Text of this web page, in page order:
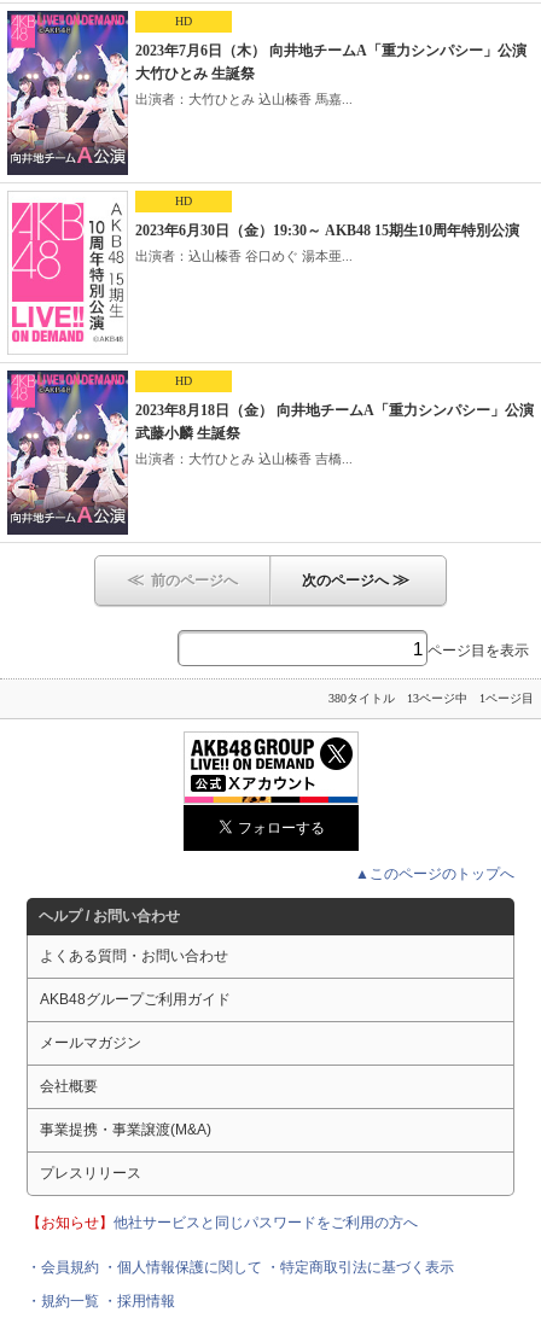
HD
2023年7月6日（木） 向井地チームA「重力シンパシー」公演
大竹ひとみ 生誕祭
出演者：大竹ひとみ 込山榛香 馬嘉...
HD
2023年6月30日（金）19:30～ AKB48 15期生10周年特別公演
出演者：込山榛香 谷口めぐ 湯本亜...
HD
2023年8月18日（金） 向井地チームA「重力シンパシー」公演
武藤小麟 生誕祭
出演者：大竹ひとみ 込山榛香 吉橋...
≪ 前のページへ 次のページへ≫
ページ目を表示
380タイトル 13ページ中 1ページ目
▲このページのトップへ
ヘルプ / お問い合わせ
よくある質問・お問い合わせ
AKB48グループご利用ガイド
メールマガジン
会社概要
事業提携・事業譲渡(M&A)
プレスリリース
【お知らせ】他社サービスと同じパスワードをご利用の方へ
・会員規約 ・個人情報保護に関して
・特定商取引法に基づく表示
・規約一覧 ・採用情報